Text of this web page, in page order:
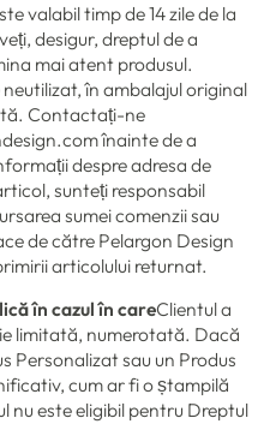
valabil timp de 14 zile de la
desigur, dreptul de a
mai atent produsul.
în ambalajul original
Contactați-ne
înainte de a
despre adresa de
sunteți responsabil
sumei comenzii sau
de către Pelargon Design
articolului returnat.
în cazul în careClientul a
limitată, numerotată. Dacă
Personalizat sau un Produs
cum ar fi o ștampilă
nu este eligibil pentru Dreptul